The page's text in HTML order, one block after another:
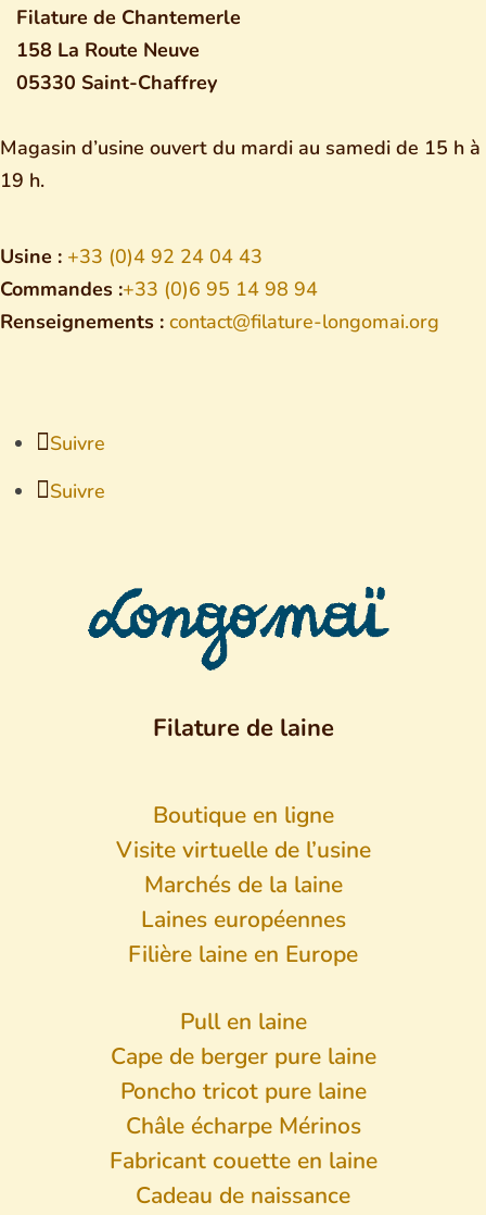
Filature de Chantemerle
158 La Route Neuve
05330 Saint-Chaffrey
Magasin d’usine ouvert du mardi au samedi de 15 h à
19 h.
Usine : +33 (0)4 92 24 04 43
Commandes :+33 (0)6 95 14 98 94
Renseignements : contact@filature-longomai.org
Suivre
Suivre
Filature de laine
Boutique en ligne
Visite virtuelle de l’usine
Marchés de la laine
Laines européennes
Filière laine en Europe
Pull en laine
Cape de berger pure laine
Poncho tricot pure laine
Châle écharpe Mérinos
Fabricant couette en laine
Cadeau de naissance